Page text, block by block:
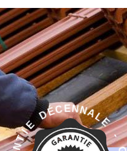
É
C
E
NNALE - GARA
N
T
I